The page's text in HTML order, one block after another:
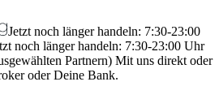
Jetzt noch länger handeln: 7:30-23:00
noch länger handeln: 7:30-23:00 Uhr
Partnern) Mit uns direkt oder
oder Deine Bank.